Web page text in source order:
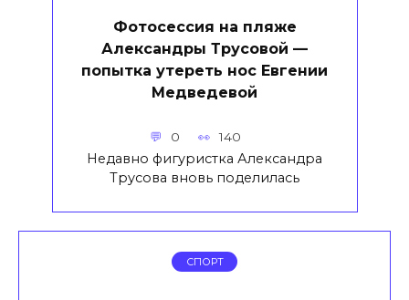
Фотосессия на пляже
Александры Трусовой —
попытка утереть нос Евгении
Медведевой
0 140
Недавно фигуристка Александра
Трусова вновь поделилась
СПОРТ